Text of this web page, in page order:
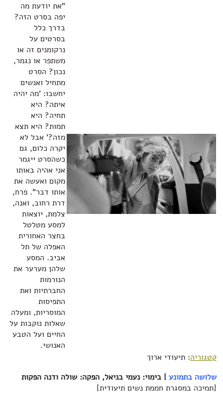
"את יודעת מה
יפה בסרט הזה?
בדרך כלל
בסרטים על
נרקומנים זה או
משתפר או נגמר,
נכון? הסרט
מתחיל ואנשים
יחשבו: 'מה יהיה
איתה? היא
תחיה? היא
תמות? היא תצא
מזה?' אבל לא
יקרה כלום, גם
כשהסרט ייגמר
אני אהיה באותו
מקום ואעשה את
אותו דבר". פרח,
דרת רחוב, ואנה,
צלמת, יוצאות
למסע מטלטל
בחצר האחורית
האפלה של תל
אביב. המסע
שלהן מערער את
הנורמות
החברתיות ואת
התפיסות
המוסריות, ומעלה
שאלות נוקבות על
החיים ועל הטבע
האנושי.
קטגוריה: תיעודי ארוך
שלושה בתמונע | בימוי: נעמי בניאל, הפקה: שולה ודנה הפקות‏
[תמיכה במסגרת חממת נשים תיעודית]